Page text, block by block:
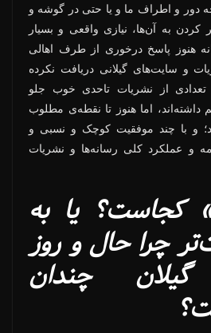
دور و اطراف ما و یا حتی در گوشه و
به آن‌ها، نیازی واقعی و بسیار
هنوز پاسخ درخوری از طرف اهالی
و سایت‌های گیلانی دریافت نکرده
از نشریات تاحدی خوب جلو
داشته‌اند، اما هنوز تا نقطه‌ی مطلوب
و با چند موفقیت کوچک و نسبی و
و عملکرد کلی رسانه‌ها و نشریات
کجاست؟ یا به
چرا حال و روز
گیلان چندان